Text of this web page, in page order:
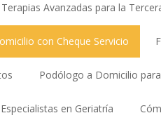
Avanzadas para la
con Cheque Servicio
Podólogo a Domicilio
en Geriatría